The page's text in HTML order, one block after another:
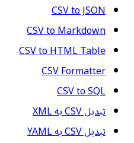
CSV to JSON
CSV to Markdown
CSV to HTML Table
CSV Formatter
CSV to SQL
تبدیل CSV به XML
تبدیل CSV به YAML